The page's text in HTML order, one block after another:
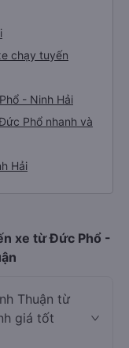
chạy tuyến
- Ninh Hải
Phổ nhanh và
Hải
xe từ Đức Phổ -
Thuận từ
giá tốt